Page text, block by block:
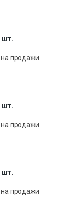
шт.
продажи
шт.
продажи
шт.
продажи